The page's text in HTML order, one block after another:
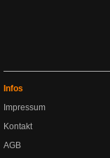
Infos
Impressum
Kontakt
AGB